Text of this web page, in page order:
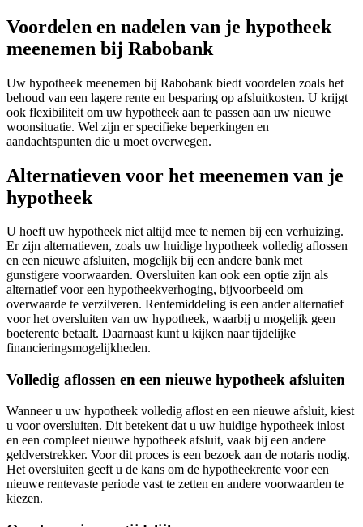
Voordelen en nadelen van je hypotheek
meenemen bij Rabobank
Uw hypotheek meenemen bij Rabobank biedt voordelen zoals het
behoud van een lagere rente en besparing op afsluitkosten. U krijgt
ook flexibiliteit om uw hypotheek aan te passen aan uw nieuwe
woonsituatie. Wel zijn er specifieke beperkingen en
aandachtspunten die u moet overwegen.
Alternatieven voor het meenemen van je
hypotheek
U hoeft uw hypotheek niet altijd mee te nemen bij een verhuizing.
Er zijn alternatieven, zoals uw huidige hypotheek volledig aflossen
en een nieuwe afsluiten, mogelijk bij een andere bank met
gunstigere voorwaarden. Oversluiten kan ook een optie zijn als
alternatief voor een hypotheekverhoging, bijvoorbeeld om
overwaarde te verzilveren. Rentemiddeling is een ander alternatief
voor het oversluiten van uw hypotheek, waarbij u mogelijk geen
boeterente betaalt. Daarnaast kunt u kijken naar tijdelijke
financieringsmogelijkheden.
Volledig aflossen en een nieuwe hypotheek afsluiten
Wanneer u uw hypotheek volledig aflost en een nieuwe afsluit, kiest
u voor oversluiten. Dit betekent dat u uw huidige hypotheek inlost
en een compleet nieuwe hypotheek afsluit, vaak bij een andere
geldverstrekker. Voor dit proces is een bezoek aan de notaris nodig.
Het oversluiten geeft u de kans om de hypotheekrente voor een
nieuwe rentevaste periode vast te zetten en andere voorwaarden te
kiezen.